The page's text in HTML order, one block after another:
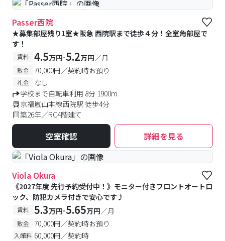
#予約受付中 #空室待ち
Passer西院
★募集部屋残り1室★阪急 西院駅まで徒歩４分！全室角部屋で
す！
賃料 4.5万円-5.2万円／月
敷金 70,000円／契約時お預り
礼金
なし
学校まで自転車利用 8分 1900m
京福嵐山本線西院駅 徒歩4分
築26年／RC4階建て
空室確認 詳細を見る
Viola Okura
《2027年度 先行予約受付中！》モニター付きフロントオートロ
ック、防犯カメラ付きで安心です♪
賃料 5.3万円-5.65万円／月
敷金 70,000円／契約時お預り
入館料 60,000円／契約時